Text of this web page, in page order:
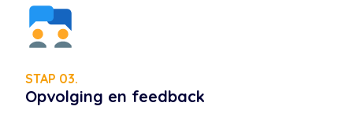
STAP 03.
Opvolging en feedback